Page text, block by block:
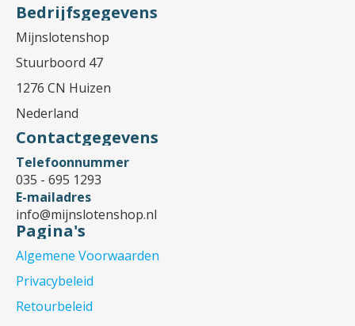
Bedrijfsgegevens
Mijnslotenshop
Stuurboord 47
1276 CN Huizen
Nederland
Contactgegevens
Telefoonnummer
035 - 695 1293
E-mailadres
info@mijnslotenshop.nl
Pagina's
Algemene Voorwaarden
Privacybeleid
Retourbeleid